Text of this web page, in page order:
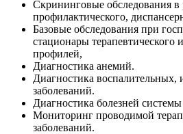
Скрининговые обследования в
профилактического,
Базовые обследования при
стационары терапевтического
профилей,
Диагностика анемий.
Диагностика
заболеваний.
Диагностика болезней
Мониторинг проводимой
заболеваний.